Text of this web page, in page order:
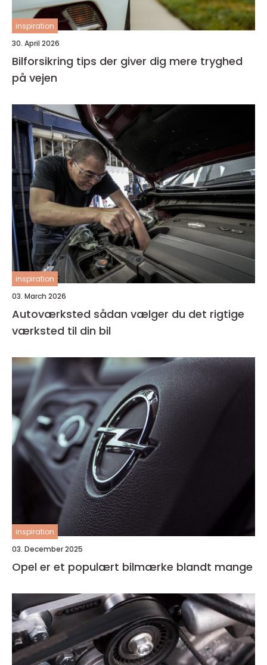
inspiration
30. April 2026
Bilforsikring tips der giver dig mere tryghed
på vejen
inspiration
03. March 2026
Autoværksted sådan vælger du det rigtige
værksted til din bil
inspiration
03. December 2025
Opel er et populært bilmærke blandt mange